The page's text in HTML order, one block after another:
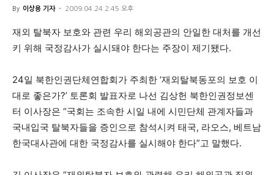
By 이상용 기자 - 2009.04.24 2:45 오후
재외 탈북자 보호와 관련 우리 해외공관의 안일한 대처를 개선
키 위해 국정감사가 실시돼야 한다는 주장이 제기됐다.
24일 북한인권단체연합회가 주최한 ‘재외탈북동포의 보호 이
대로 좋은가?’ 토론회 발표자로 나선 김상헌 북한인권정보센
터 이사장은 “국회는 조속한 시일 내에 시민단체 관계자들과
국내입국 탈북자들을 증인으로 참석시켜 태국, 라오스, 베트남
한국대사관에 대한 국정감사를 실시해야 한다”고 말했다.